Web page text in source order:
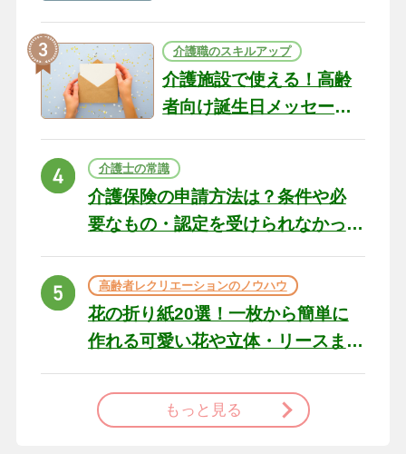
介護職のスキルアップ
介護施設で使える！高齢
者向け誕生日メッセージ
ト
介護士の常識
介護保険の申請方法は？条件や必
要なもの・認定を受けられなかっ
高齢者レクリエーションのノウハウ
花の折り紙20選！一枚から簡単に
作れる可愛い花や立体・リースま
もっと見る